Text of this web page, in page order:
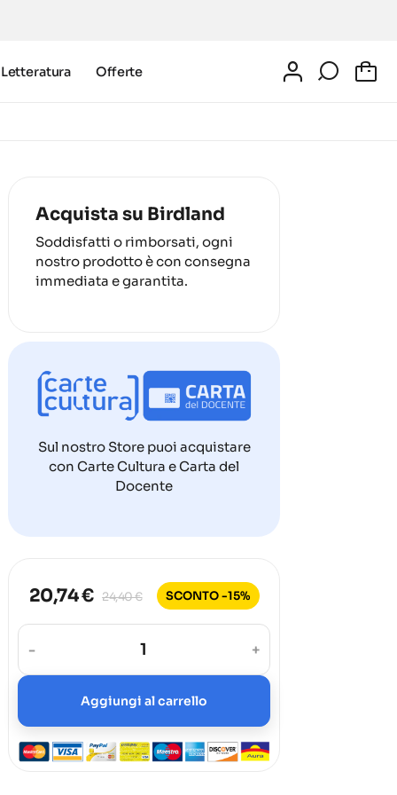
Letteratura Offerte
Acquista su Birdland
Soddisfatti o rimborsati, ogni
nostro prodotto è con consegna
immediata e garantita.
Sul nostro Store puoi acquistare
con Carte Cultura e Carta del
Docente
20,74 € 24,40 € SCONTO -15%
- +
Aggiungi al carrello